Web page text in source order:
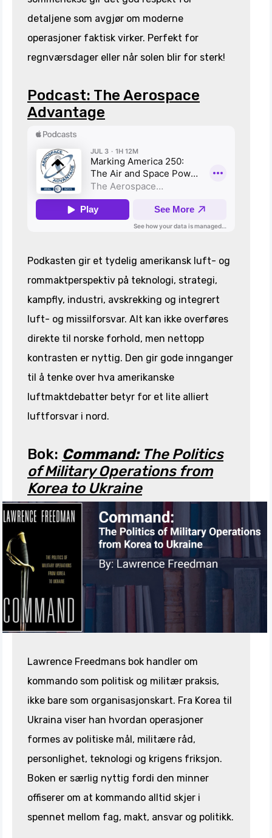
detaljene som avgjør om moderne
operasjoner faktisk virker. Perfekt for
regnværsdager eller når solen blir for sterk!
Podcast: The Aerospace
Advantage
Podkasten gir et tydelig amerikansk luft- og
rommaktperspektiv på teknologi, strategi,
kampfly, industri, avskrekking og integrert
luft- og missilforsvar. Alt kan ikke overføres
direkte til norske forhold, men nettopp
kontrasten er nyttig. Den gir gode innganger
til å tenke over hva amerikanske
luftmaktdebatter betyr for et lite alliert
luftforsvar i nord.
Bok: Command: The Politics
of Military Operations from
Korea to Ukraine
Lawrence Freedmans bok handler om
kommando som politisk og militær praksis,
ikke bare som organisasjonskart. Fra Korea til
Ukraina viser han hvordan operasjoner
formes av politiske mål, militære råd,
personlighet, teknologi og krigens friksjon.
Boken er særlig nyttig fordi den minner
offiserer om at kommando alltid skjer i
spennet mellom fag, makt, ansvar og politikk.